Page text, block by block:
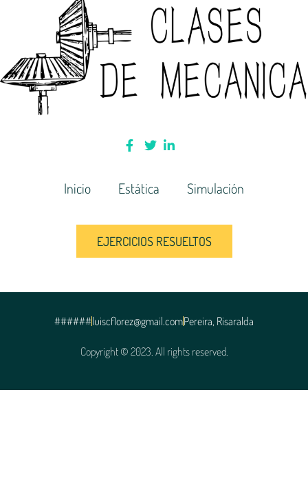
Inicio Estática Simulación
EJERCICIOS RESUELTOS
Copyright © 2023. All rights reserved.
######luiscflorez@gmail.comPereira, Risaralda